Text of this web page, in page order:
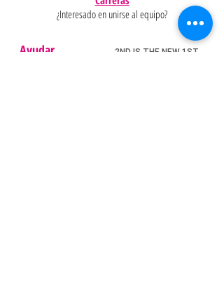
¿Interesado en unirse al equipo?
Ayudar